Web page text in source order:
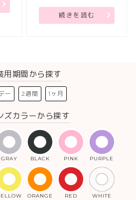
続きを読む
用期間から探す
ー 2週間 1ヶ月
ズカラーから探す
GRAY BLACK PINK PURPLE
ORANGE RED WHITE